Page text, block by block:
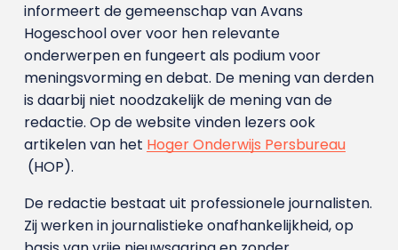
informeert de gemeenschap van Avans
Hogeschool over voor hen relevante
onderwerpen en fungeert als podium voor
meningsvorming en debat. De mening van derden
is daarbij niet noodzakelijk de mening van de
redactie. Op de website vinden lezers ook
artikelen van het Hoger Onderwijs Persbureau
(HOP).
De redactie bestaat uit professionele journalisten.
Zij werken in journalistieke onafhankelijkheid, op